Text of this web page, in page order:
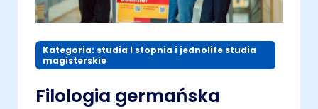
Kategoria: studia I stopnia i jednolite studia
magisterskie
Filologia germańska